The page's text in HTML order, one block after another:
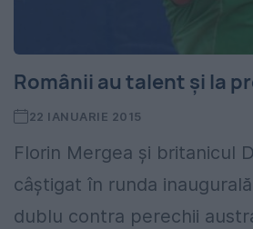
Românii au talent și la
22 IANUARIE 2015
Florin Mergea și britanicul
câştigat în runda
dublu contra perechii